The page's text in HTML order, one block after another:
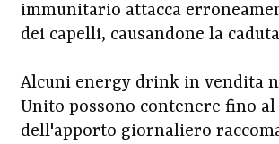
immunitario attacca
dei capelli, causandone la
Alcuni energy drink in vendita
Unito possono contenere fino al
dell'apporto giornaliero